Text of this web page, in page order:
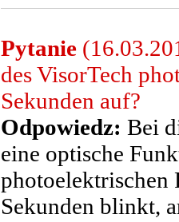
Pytanie
des VisorTech
Sekunden auf?
Odpowiedz: Bei
eine optische
photoelektrischen
Sekunden blinkt,